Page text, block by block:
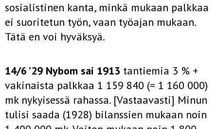
sosialistinen kanta, minkä mukaan palkkaa
ei suoritetun työn, vaan työajan mukaan.
Tätä en voi hyväksyä.
14/6 ’29 Nybom sai 1913 tantiemia 3 % +
vakinaista palkkaa 1 159 840 (= 1 160 000)
mk nykyisessä rahassa. [Vastaavasti] Minun
tulisi saada (1928) bilanssien mukaan noin